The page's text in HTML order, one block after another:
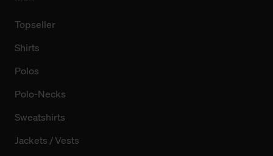
Topseller
Shirts
Polos
Polo-Necks
Sweatshirts
Jackets / Vests